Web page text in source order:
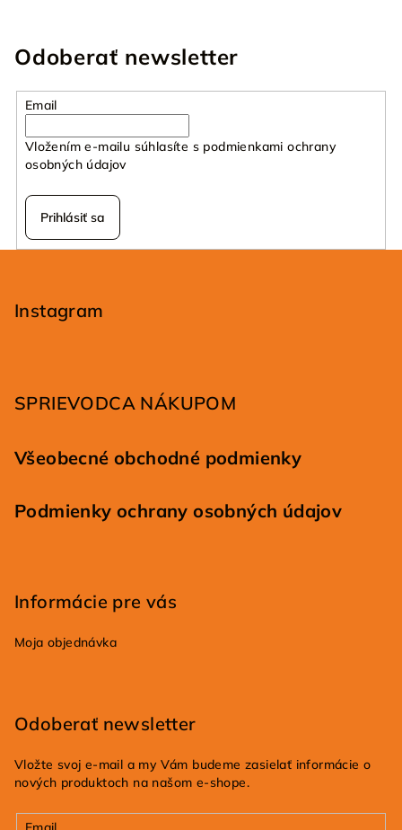
i
v
p
i
e
Odoberať newsletter
Email
Vložením e-mailu súhlasíte s podmienkami ochrany
osobných údajov
Prihlásiť sa
Instagram
SPRIEVODCA NÁKUPOM
Všeobecné obchodné podmienky
Podmienky ochrany osobných údajov
Informácie pre vás
Moja objednávka
Odoberať newsletter
Vložte svoj e-mail a my Vám budeme zasielať informácie o
nových produktoch na našom e-shope.